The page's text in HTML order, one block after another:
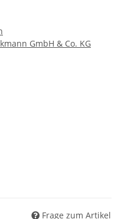
GmbH & Co. KG
Frage zum Artikel